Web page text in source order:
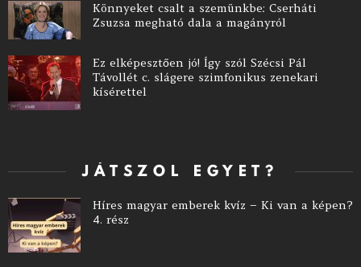
Könnyeket csalt a szemünkbe: Cserháti
Zsuzsa megható dala a magányról
Ez elképesztően jó! Így szól Szécsi Pál
Távollét c. slágere szimfonikus zenekari
kísérettel
JÁTSZOL EGYET?
Híres magyar emberek kvíz – Ki van a képen?
4. rész